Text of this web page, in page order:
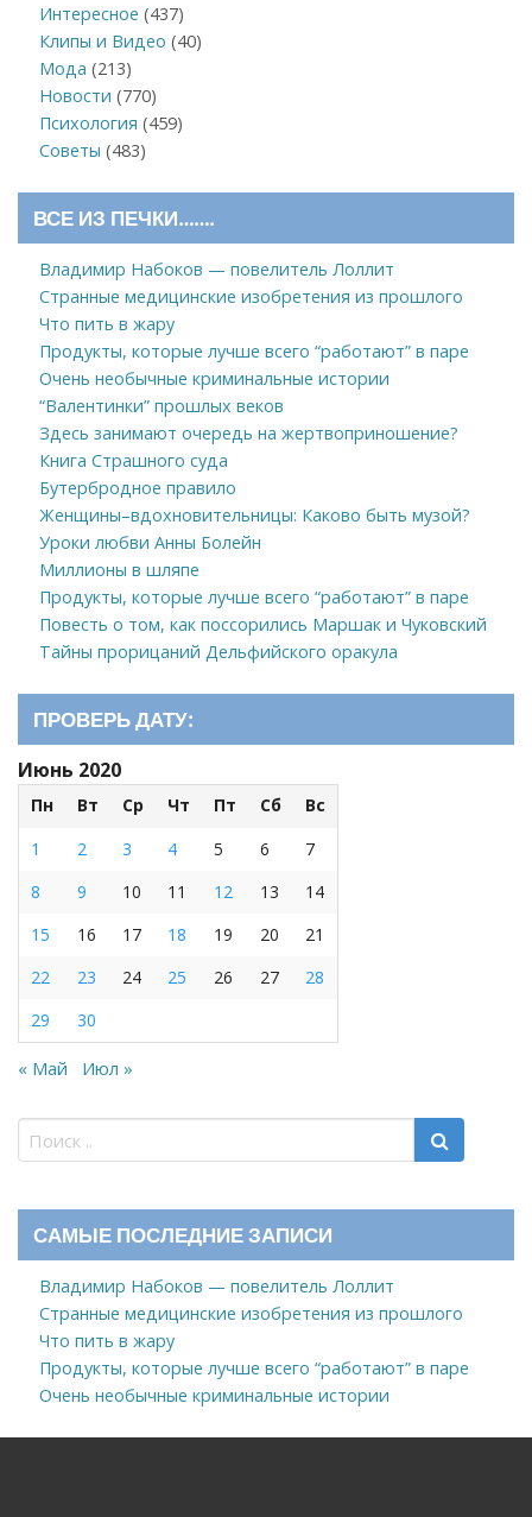
Интересное (437)
Клипы и Видео (40)
Мода (213)
Новости (770)
Психология (459)
Советы (483)
ВСЕ ИЗ ПЕЧКИ…….
Владимир Набоков — повелитель Лоллит
Странные медицинские изобретения из прошлого
Что пить в жару
Продукты, которые лучше всего “работают” в паре
Очень необычные криминальные истории
“Валентинки” прошлых веков
Здесь занимают очередь на жертвоприношение?
Книга Страшного суда
Бутербродное правило
Женщины–вдохновительницы: Каково быть музой?
Уроки любви Анны Болейн
Миллионы в шляпе
Продукты, которые лучше всего “работают” в паре
Повесть о том, как поссорились Маршак и Чуковский
Тайны прорицаний Дельфийского оракула
ПРОВЕРЬ ДАТУ:
Июнь 2020
Пн Вт Ср Чт Пт Сб
Вс
1
2 3 4 5 6
7
8
9 10 11 12 13
14
15
16 17 18 19 20
21
22
23 24 25 26 27
28
29
30
« Май Июл »
САМЫЕ ПОСЛЕДНИЕ ЗАПИСИ
Владимир Набоков — повелитель Лоллит
Странные медицинские изобретения из прошлого
Что пить в жару
Продукты, которые лучше всего “работают” в паре
Очень необычные криминальные истории